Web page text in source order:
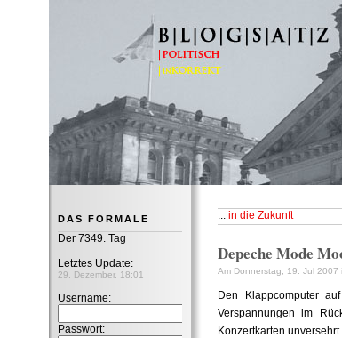
DAS FORMALE
Der 7349. Tag
Letztes Update:
29. Dezember, 18:01
Username:
Passwort:
... in die Zukunft
Depeche Mode
Am Donnerstag, 19. Jul 2007
Den Klappcomputer
Verspannungen im
Konzertkarten